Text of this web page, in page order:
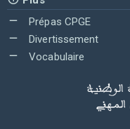
Prépas CPGE
Divertissement
Vocabulaire